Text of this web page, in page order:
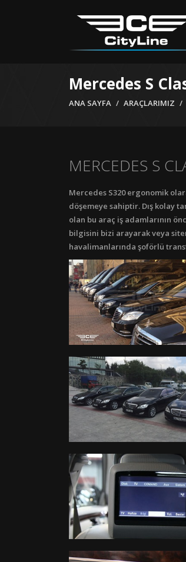
Mercedes S
ANA SAYFA ARAÇLARIMIZ
MERCEDES S
Mercedes S320 ergonomik
döşemeye sahiptir. Dış kolay
olan bu araç iş adamlarının
bilgisini bizi arayarak veya
havalimanlarında şoförlü